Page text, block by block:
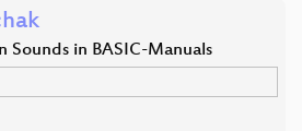
Sounds in BASIC-Manuals